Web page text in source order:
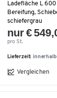
Ladefläche L
Bereifung,
schiefergrau
nur €
pro St.
Lieferzeit: innerhalb
Vergleichen